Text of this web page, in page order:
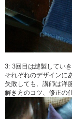
3: 3回目は縫製していき
それぞれのデザインに
失敗しても、講師は洋
解き方のコツ、修正の